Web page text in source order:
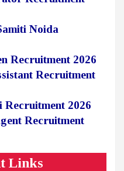
Noida
Recruitment 2026
Recruitment
2026
Recruitment
Links